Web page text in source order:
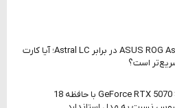
بررسی ASUS ROG Astral RTX 5090 در برابر Astral LC؛ آیا کارت
است؟
احتمال معرفی GeForce RTX 5070 SUPER با حافظه 18